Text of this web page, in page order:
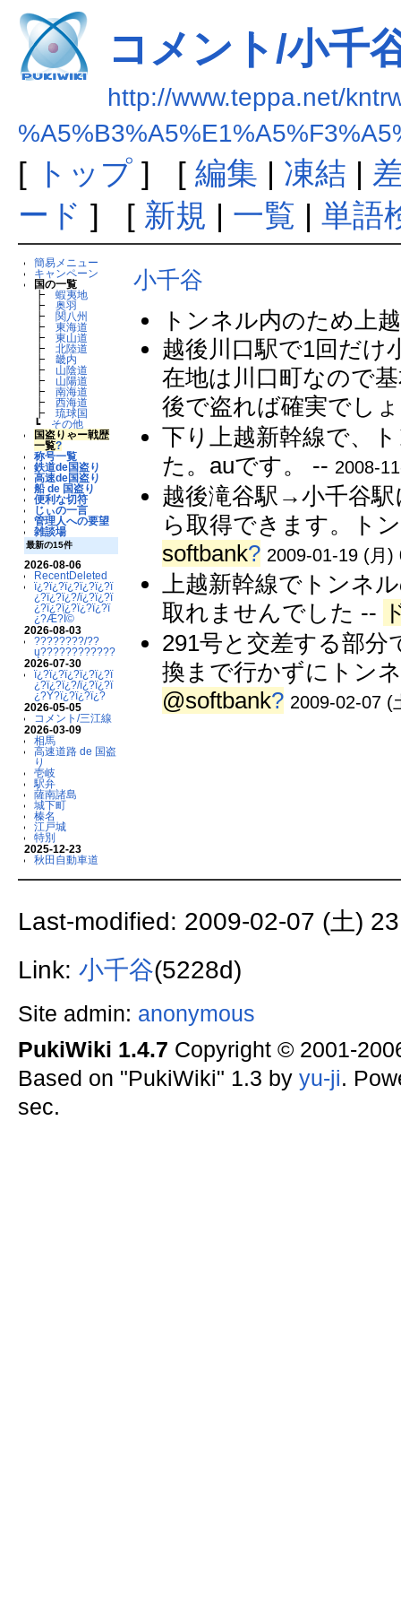
コメント/小千
http://www.teppa.net/
[ トップ] [ 編集 | 凍結 |
ード ] [ 新規 | 一覧 | 単語
簡易メニュー
キャンペーン
国の一覧
┣蝦夷地
┣奥羽
┣ 関八州
┣東海道
┣東山道
┣北陸道
┣畿内
┣ 山陰道
┣ 山陽道
┣南海道
┣西海道
┣琉球国
┗ その他
国盗りゃー戦歴
一覧?
称号一覧
鉄道de国盗り
高速de国盗り
船 de 国盗り
便利な切符
じぃの一言
管理人への要望
雑談場
最新の15件
2026-08-06
RecentDeleted
ï¿?ï¿?ï¿?ï¿?ï¿?ï
¿?ï¿?ï¿?/ï¿?ï¿?ï
¿?ï¿?ï¿?ï¿?ï¿?ï
¿?Æ?Ï©
2026-08-03
????????/??
ų????????????
2026-07-30
ï¿?ï¿?ï¿?ï¿?ï¿?ï
¿?ï¿?ï¿?/ï¿?ï¿?ï
¿?Ý?ï¿?ï¿?ï¿?
2026-05-05
コメント/三江線
2026-03-09
相馬
高速道路 de 国盗
り
壱岐
駅弁
薩南諸島
城下町
榛名
江戸城
特別
2025-12-23
秋田自動車道
小千谷
トンネル内のため上
越後川口駅で1回だけ
在地は川口町なので
後で盗れば確実でし
下り上越新幹線で、
た。auです。 -- 2008-
越後滝谷駅→小千谷
ら取得できます。ト
softbank? 2009-01-19 (月)
上越新幹線でトンネ
取れませんでした --
291号と交差する部
換まで行かずにトン
@softbank? 2009-02-07 (
Last-modified: 2009-02-07 (土)
Link: 小千谷(5228d)
Site admin: anonymous
PukiWiki 1.4.7 Copyright © 2001-
Based on "PukiWiki" 1.3 by yu-ji.
sec.